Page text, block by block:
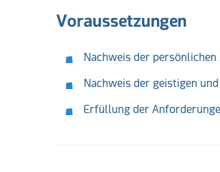
Voraussetzungen
Nachweis der
Nachweis der geistigen
Erfüllung der